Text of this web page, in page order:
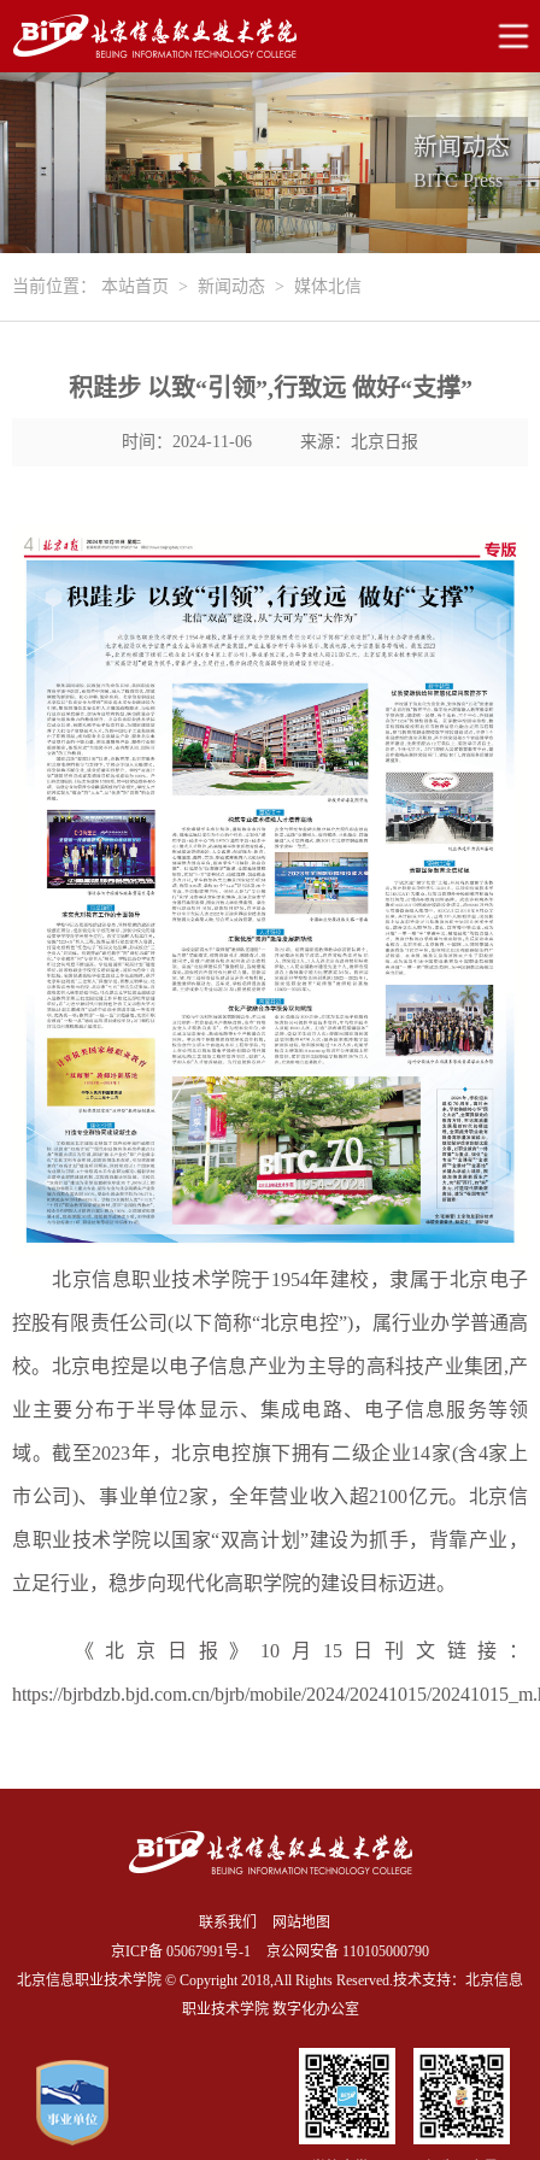
新闻动态
BITC Press
当前位置： 本站首页 > 新闻动态 > 媒体北信
积跬步 以致“引领”,行致远 做好“支撑”
时间：2024-11-06 来源：北京日报
北京信息职业技术学院于1954年建校，隶属于北京电子
控股有限责任公司(以下简称“北京电控”)，属行业办学普通高
校。 北京电控是以电子信息产业为主导的高科技产业集团,产
业主要分布于半导体显示、集成电路、电子信息服务等领
域。截至2023年，北京电控旗下拥有二级企业14家(含4家上
市公司)、事业单位2家，全年营业收入超2100亿元。北京信
息职业技术学院以国家“双高计划”建设为抓手，背靠产业，
立足行业，稳步向现代化高职学院的建设目标迈进。
《北京日报 》10月15日刊文链接：
https://bjrbdzb.bjd.com.cn/bjrb/mobile/2024/20241015/
联系我们
网站地图
京ICP备 05067991号-1
京公网安备 110105000790
北京信息职业技术学院 © Copyright 2018,All Rights Reserved.技术支持：北京信息
职业技术学院 数字化办公室